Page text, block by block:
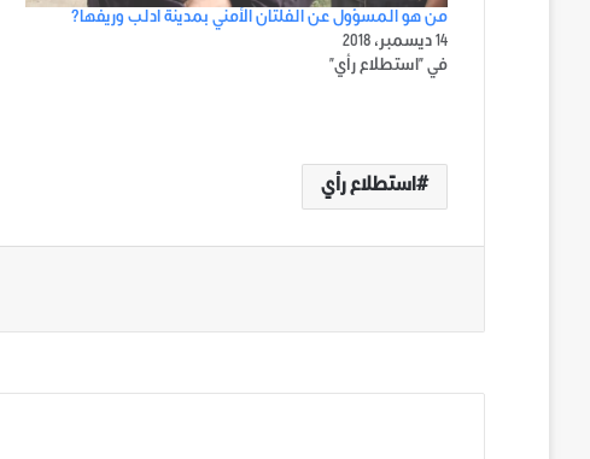
من هو المسؤول عن الفلتان الأمني بمدينة ادلب وريفها؟
14 ديسمبر، 2018
في "استطلاع رأي"
استطلاع رأي